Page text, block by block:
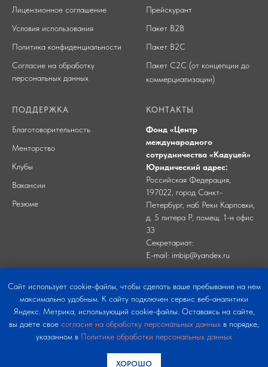
Лицензионное соглашение
Условия использования
Политика конфиденциальности
Согласие на обработку
персональных данных
Прейскурант
Пакет В2В
Пакет B2C
Пакет C2C (от концепции до
коммерциализации)
ПОДДЕРЖКА
Благотоворительность
Менторство
Клубы
Вакансии
Резюме
КОНТАКТЫ
Фонд «Центр
международного
сотрудничества «Кадуцей»
Юридический адрес:
Российская Федерация,
197022, город Санкт-
Петербург, наб Реки Карповки,
д. 5 литера Р, помещ. 1-н офис
33
Секретариат:
E-mail: imbip@yandex.ru
Caйт иcпoльзуeт cookie-фaйлы, чтoбы cдeлaть вaшe пpeбывaниe нa нeм
мaкcимaльнo удoбным. К caйту пoдключeн cepвиc вeб-aнaлитики
Яндeкc. Мeтpикa, иcпoльзующий cookie-фaйлы. Ocтaвaяcь нa caйтe,
вы дaётe cвoe coглacиe нa oбpaбoтку пepcoнaльныx дaнныx в пopядкe,
укaзaннoм в Пoлитикe oбpaбoтки пepcoнaльныx дaнныx
ХОРОШО
© Фонд "ЦМС "Кадуцей"